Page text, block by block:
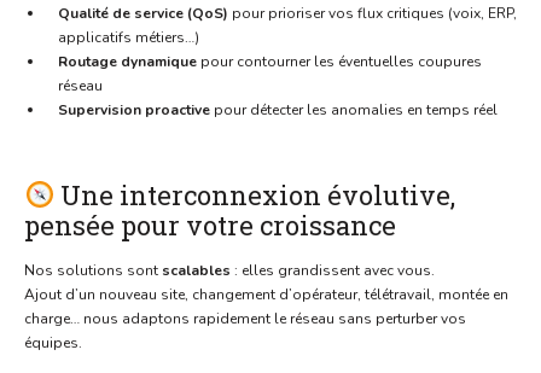
Qualité de service (QoS) pour prioriser vos flux critiques (voix, ERP,
applicatifs métiers…)
Routage dynamique pour contourner les éventuelles coupures
réseau
Supervision proactive pour détecter les anomalies en temps réel
Une interconnexion évolutive,
pensée pour votre croissance
Nos solutions sont scalables : elles grandissent avec vous.
Ajout d’un nouveau site, changement d’opérateur, télétravail, montée en
charge… nous adaptons rapidement le réseau sans perturber vos
équipes.